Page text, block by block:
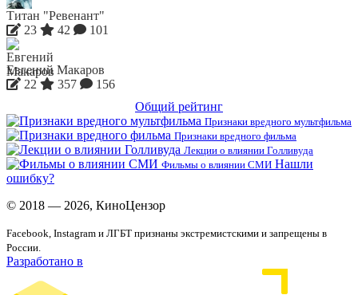
Титан "Ревенант"
23
42 101
Евгений Макаров
22
357
156
Общий рейтинг
Признаки вредного мультфильма
Признаки вредного фильма
Лекции о влиянии Голливуда
Фильмы о влиянии СМИ Нашли
ошибку?
© 2018 — 2026, КиноЦензор
Facebook, Instagram и ЛГБТ признаны экстремистскими и запрещены в
России.
Разработано в